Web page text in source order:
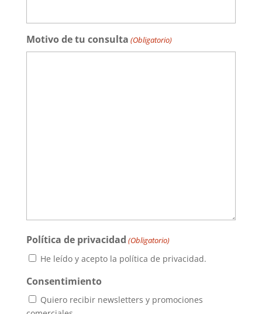
Motivo de tu consulta (Obligatorio)
Política de privacidad (Obligatorio)
He leído y acepto la política de privacidad.
Consentimiento
Quiero recibir newsletters y promociones